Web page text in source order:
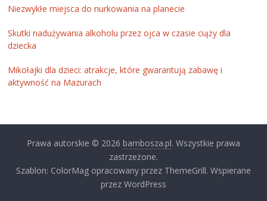
Niezwykłe miejsca do nurkowania na planecie
Skutki nadużywania alkoholu przez ojca w czasie ciąży dla
dziecka
Mikołajki dla dzieci: atrakcje, które gwarantują zabawę i
aktywność na Mazurach
Prawa autorskie © 2026 bambosza.pl. Wszystkie prawa
zastrzeżone.
Szablon: ColorMag opracowany przez ThemeGrill. Wspierane
przez WordPress